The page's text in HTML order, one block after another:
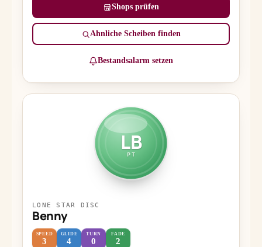
Shops prüfen
Ähnliche Scheiben finden
Bestandsalarm setzen
LB
PT
LONE STAR DISC
Benny
SPEED
3
GLIDE
4
TURN
0
FADE
2